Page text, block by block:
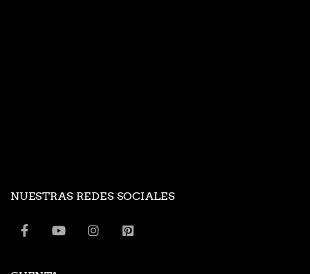
NUESTRAS REDES SOCIALES